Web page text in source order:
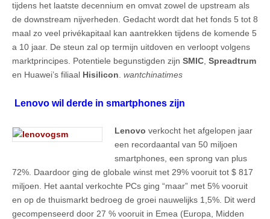
tijdens het laatste decennium en omvat zowel de upstream als
de downstream nijverheden. Gedacht wordt dat het fonds 5 tot 8
maal zo veel privékapitaal kan aantrekken tijdens de komende 5
a 10 jaar. De steun zal op termijn uitdoven en verloopt volgens
marktprincipes. Potentiele begunstigden zijn SMIC, Spreadtrum
en Huawei’s filiaal Hisilicon. wantchinatimes
Lenovo wil derde in smartphones zijn
Lenovo verkocht het afgelopen jaar
een recordaantal van 50 miljoen
smartphones, een sprong van plus
72%. Daardoor ging de globale winst met 29% vooruit tot $ 817
miljoen. Het aantal verkochte PCs ging “maar” met 5% vooruit
en op de thuismarkt bedroeg de groei nauwelijks 1,5%. Dit werd
gecompenseerd door 27 % vooruit in Emea (Europa, Midden